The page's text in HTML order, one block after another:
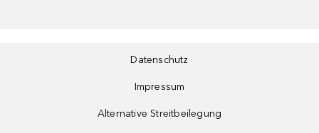
Datenschutz
Impressum
Alternative Streitbeilegung